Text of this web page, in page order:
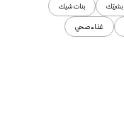
بشرتك
بنات شيك
غذاء صحي